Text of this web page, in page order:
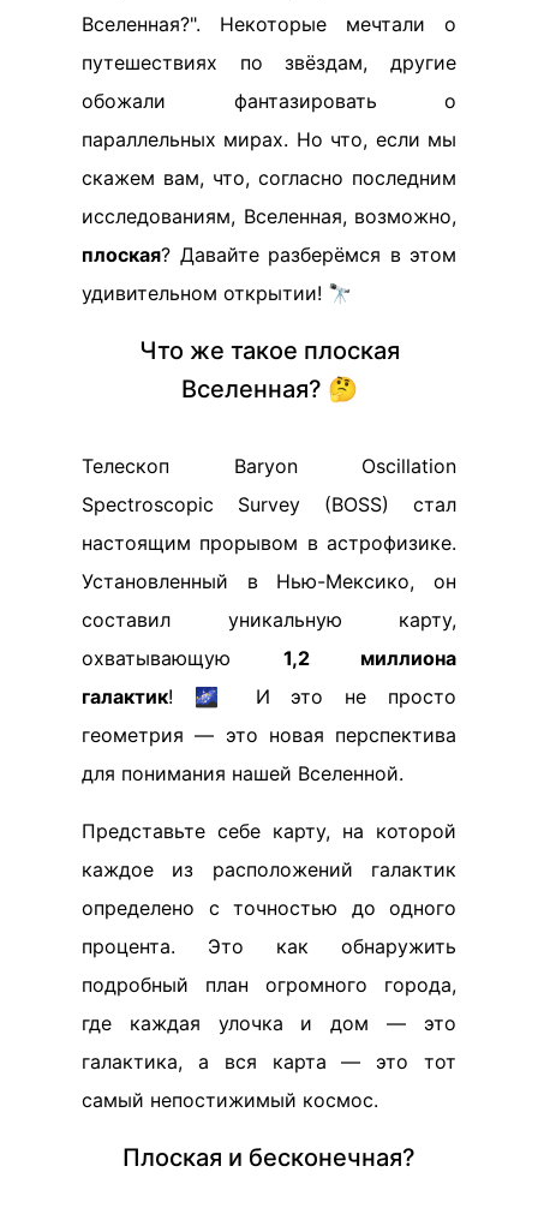
Вселенная?". Некоторые мечтали о
путешествиях по звёздам, другие
обожали фантазировать о
параллельных мирах. Но что, если мы
скажем вам, что, согласно последним
исследованиям, Вселенная, возможно,
плоская? Давайте разберёмся в этом
удивительном открытии! 🔭
Что же такое плоская
Вселенная? 🤔
Телескоп Baryon Oscillation
Spectroscopic Survey (BOSS) стал
настоящим прорывом в астрофизике.
Установленный в Нью-Мексико, он
составил уникальную карту,
охватывающую 1,2 миллиона
галактик! 🌌 И это не просто
геометрия — это новая перспектива
для понимания нашей Вселенной.
Представьте себе карту, на которой
каждое из расположений галактик
определено с точностью до одного
процента. Это как обнаружить
подробный план огромного города,
где каждая улочка и дом — это
галактика, а вся карта — это тот
самый непостижимый космос.
Плоская и бесконечная?